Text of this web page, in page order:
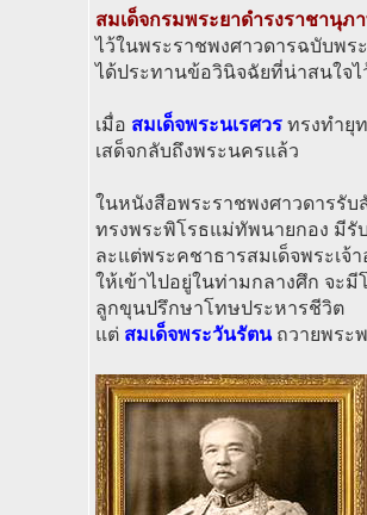
สมเด็จกรมพระยาดำรงราชานุภ
ไว้ในพระราชพงศาวดารฉบับพร
ได้ประทานข้อวินิจฉัยที่น่าสนใจ
เมื่อ สมเด็จพระนเรศวร ทรงทำยุ
เสด็จกลับถึงพระนครแล้ว
ในหนังสือพระราชพงศาวดารรับ
ทรงพระพิโรธแม่ทัพนายกอง มีรั
ละแต่พระคชาธารสมเด็จพระเจ้
ให้เข้าไปอยู่ในท่ามกลางศึก จะ
ลูกขุนปรึกษาโทษประหารชีวิต
แต่ สมเด็จพระวันรัตนถวายพระ